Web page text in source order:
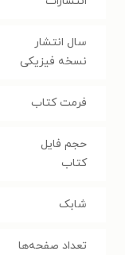
سال انتشار
نسخه فیزیکی
فرمت کتاب
حجم فایل
کتاب
شابک
تعداد صفحه‌ها